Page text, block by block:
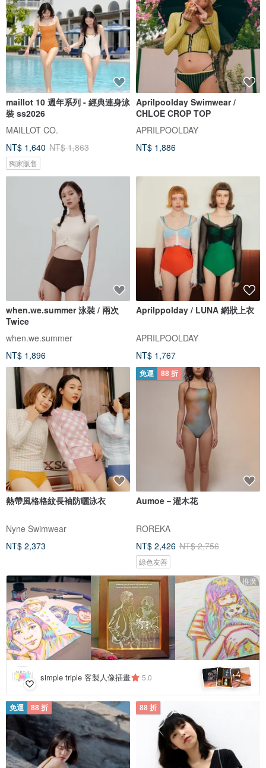
maillot 10 週年系列 - 經典連身泳
裝 ss2026
MAILLOT CO.
NT$ 1,640 NT$ 1,863
獨家販售
Aprilpoolday Swimwear /
CHLOE CROP TOP
APRILPOOLDAY
NT$ 1,886
when.we.summer 泳裝 / 兩次
Twice
when.we.summer
NT$ 1,896
Aprilppolday / LUNA 網狀上衣
APRILPOOLDAY
NT$ 1,767
熱帶風格格紋長袖防曬泳衣
Nyne Swimwear
NT$ 2,373
免運 88 折
Aumoe－灌木花
ROREKA
NT$ 2,426 NT$ 2,756
綠色友善
推廣
simple triple 客製人像插畫 5.0 +4
免運 88 折 88 折